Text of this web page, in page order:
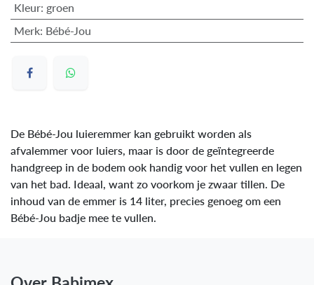
Kleur: groen
Merk: Bébé-Jou
De Bébé-Jou luieremmer kan gebruikt worden als
afvalemmer voor luiers, maar is door de geïntegreerde
handgreep in de bodem ook handig voor het vullen en legen
van het bad. Ideaal, want zo voorkom je zwaar tillen. De
inhoud van de emmer is 14 liter, precies genoeg om een
Bébé-Jou badje mee te vullen.